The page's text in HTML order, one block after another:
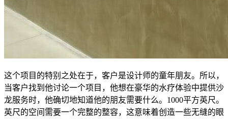
这个项目的特别之处在于，客户是设计师的童年朋友。所以，
当客户找到他讨论一个项目，他想在豪华的水疗体验中提供沙
龙服务时，他确切地知道他的朋友需要什么。1000平方英尺。
英尺的空间需要一个完整的整容，这意味着创造一些无缝的眼